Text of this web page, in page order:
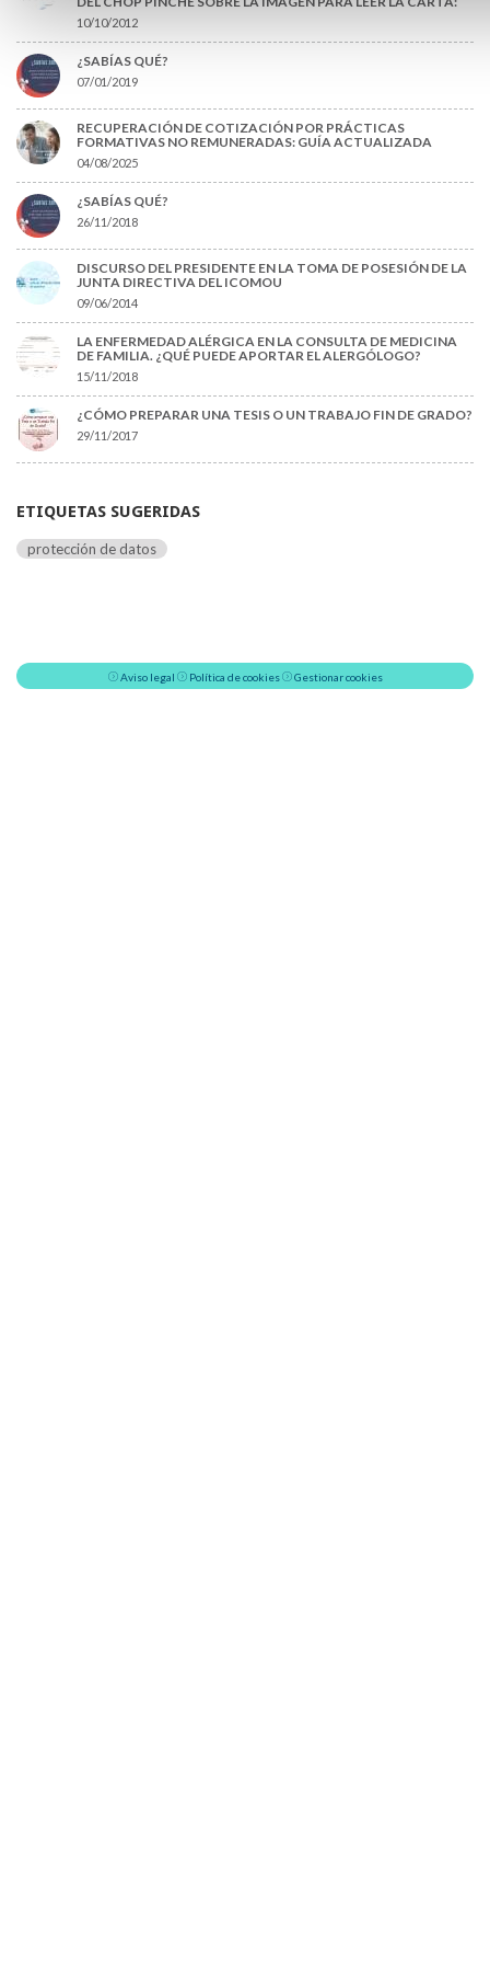
10/10/2012
¿SABÍAS QUÉ?
07/01/2019
RECUPERACIÓN DE COTIZACIÓN POR PRÁCTICAS
FORMATIVAS NO REMUNERADAS: GUÍA ACTUALIZADA
04/08/2025
¿SABÍAS QUÉ?
26/11/2018
DISCURSO DEL PRESIDENTE EN LA TOMA DE POSESIÓN DE LA
JUNTA DIRECTIVA DEL ICOMOU
09/06/2014
LA ENFERMEDAD ALÉRGICA EN LA CONSULTA DE MEDICINA
DE FAMILIA. ¿QUÉ PUEDE APORTAR EL ALERGÓLOGO?
15/11/2018
¿CÓMO PREPARAR UNA TESIS O UN TRABAJO FIN DE GRADO?
29/11/2017
ETIQUETAS SUGERIDAS
protección de datos
Aviso legal Política de cookies Gestionar cookies